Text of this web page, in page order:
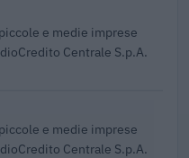
e medie imprese
Centrale S.p.A.
e medie imprese
Centrale S.p.A.